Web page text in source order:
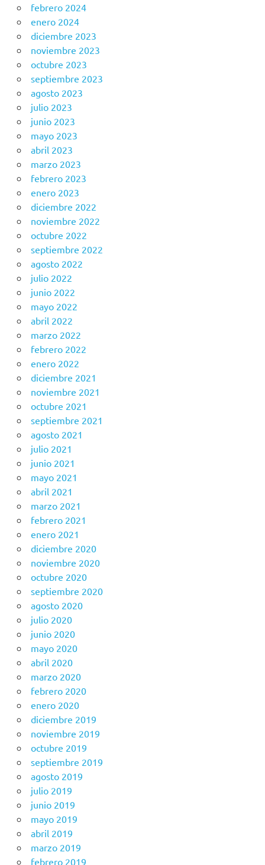
febrero 2024
enero 2024
diciembre 2023
noviembre 2023
octubre 2023
septiembre 2023
agosto 2023
julio 2023
junio 2023
mayo 2023
abril 2023
marzo 2023
febrero 2023
enero 2023
diciembre 2022
noviembre 2022
octubre 2022
septiembre 2022
agosto 2022
julio 2022
junio 2022
mayo 2022
abril 2022
marzo 2022
febrero 2022
enero 2022
diciembre 2021
noviembre 2021
octubre 2021
septiembre 2021
agosto 2021
julio 2021
junio 2021
mayo 2021
abril 2021
marzo 2021
febrero 2021
enero 2021
diciembre 2020
noviembre 2020
octubre 2020
septiembre 2020
agosto 2020
julio 2020
junio 2020
mayo 2020
abril 2020
marzo 2020
febrero 2020
enero 2020
diciembre 2019
noviembre 2019
octubre 2019
septiembre 2019
agosto 2019
julio 2019
junio 2019
mayo 2019
abril 2019
marzo 2019
febrero 2019